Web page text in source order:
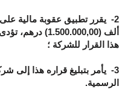
2-
يقرر تطبيق عقوبة مالية
ألف (1.500.000,00) درهم، تؤدى
هذا القرار للشركة ؛
3-
يأمر بتبليغ قراره هذا إلى
الرسمية.